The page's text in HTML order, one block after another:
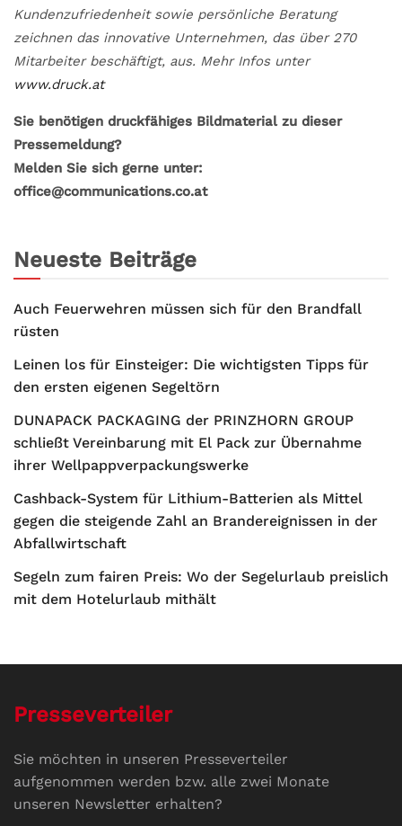
Kundenzufriedenheit sowie persönliche Beratung
zeichnen das innovative Unternehmen, das über 270
Mitarbeiter beschäftigt, aus. Mehr Infos unter
www.druck.at
Sie benötigen druckfähiges Bildmaterial zu dieser
Pressemeldung?
Melden Sie sich gerne unter:
office@communications.co.at
Neueste Beiträge
Auch Feuerwehren müssen sich für den Brandfall
rüsten
Leinen los für Einsteiger: Die wichtigsten Tipps für
den ersten eigenen Segeltörn
DUNAPACK PACKAGING der PRINZHORN GROUP
schließt Vereinbarung mit El Pack zur Übernahme
ihrer Wellpappverpackungswerke
Cashback-System für Lithium-Batterien als Mittel
gegen die steigende Zahl an Brandereignissen in der
Abfallwirtschaft
Segeln zum fairen Preis: Wo der Segelurlaub preislich
mit dem Hotelurlaub mithält
Presseverteiler
Sie möchten in unseren Presseverteiler
aufgenommen werden bzw. alle zwei Monate
unseren Newsletter erhalten?